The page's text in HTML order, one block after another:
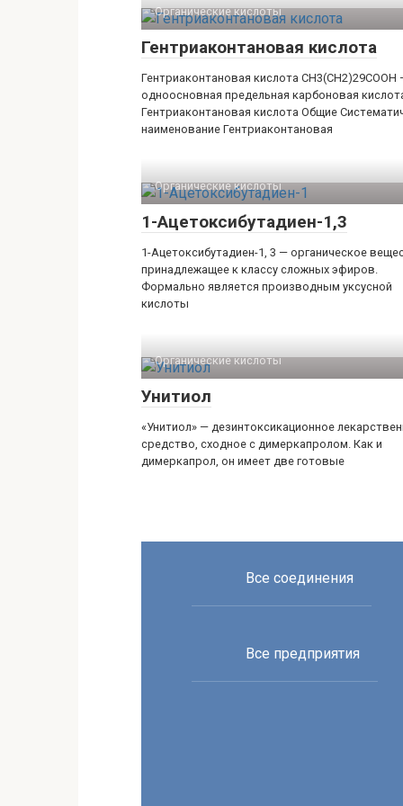
Органические кислоты‎
Гентриаконтановая кислота
Гентриаконтановая кислота CH3(CH2)29COOH
одноосновная предельная карбоновая
Гентриаконтановая кислота Общие
наименование Гентриаконтановая
Органические кислоты‎
1-Ацетоксибутадиен-1,3
1-Ацетоксибутадиен-1, 3 — органическое
принадлежащее к классу сложных эфиров.
Формально является производным уксусной
кислоты
Органические кислоты‎
Унитиол
«Унитиол» — дезинтоксикационное
средство, сходное с димеркапролом. Как и
димеркапрол, он имеет две готовые
Все соединения
Все предприятия